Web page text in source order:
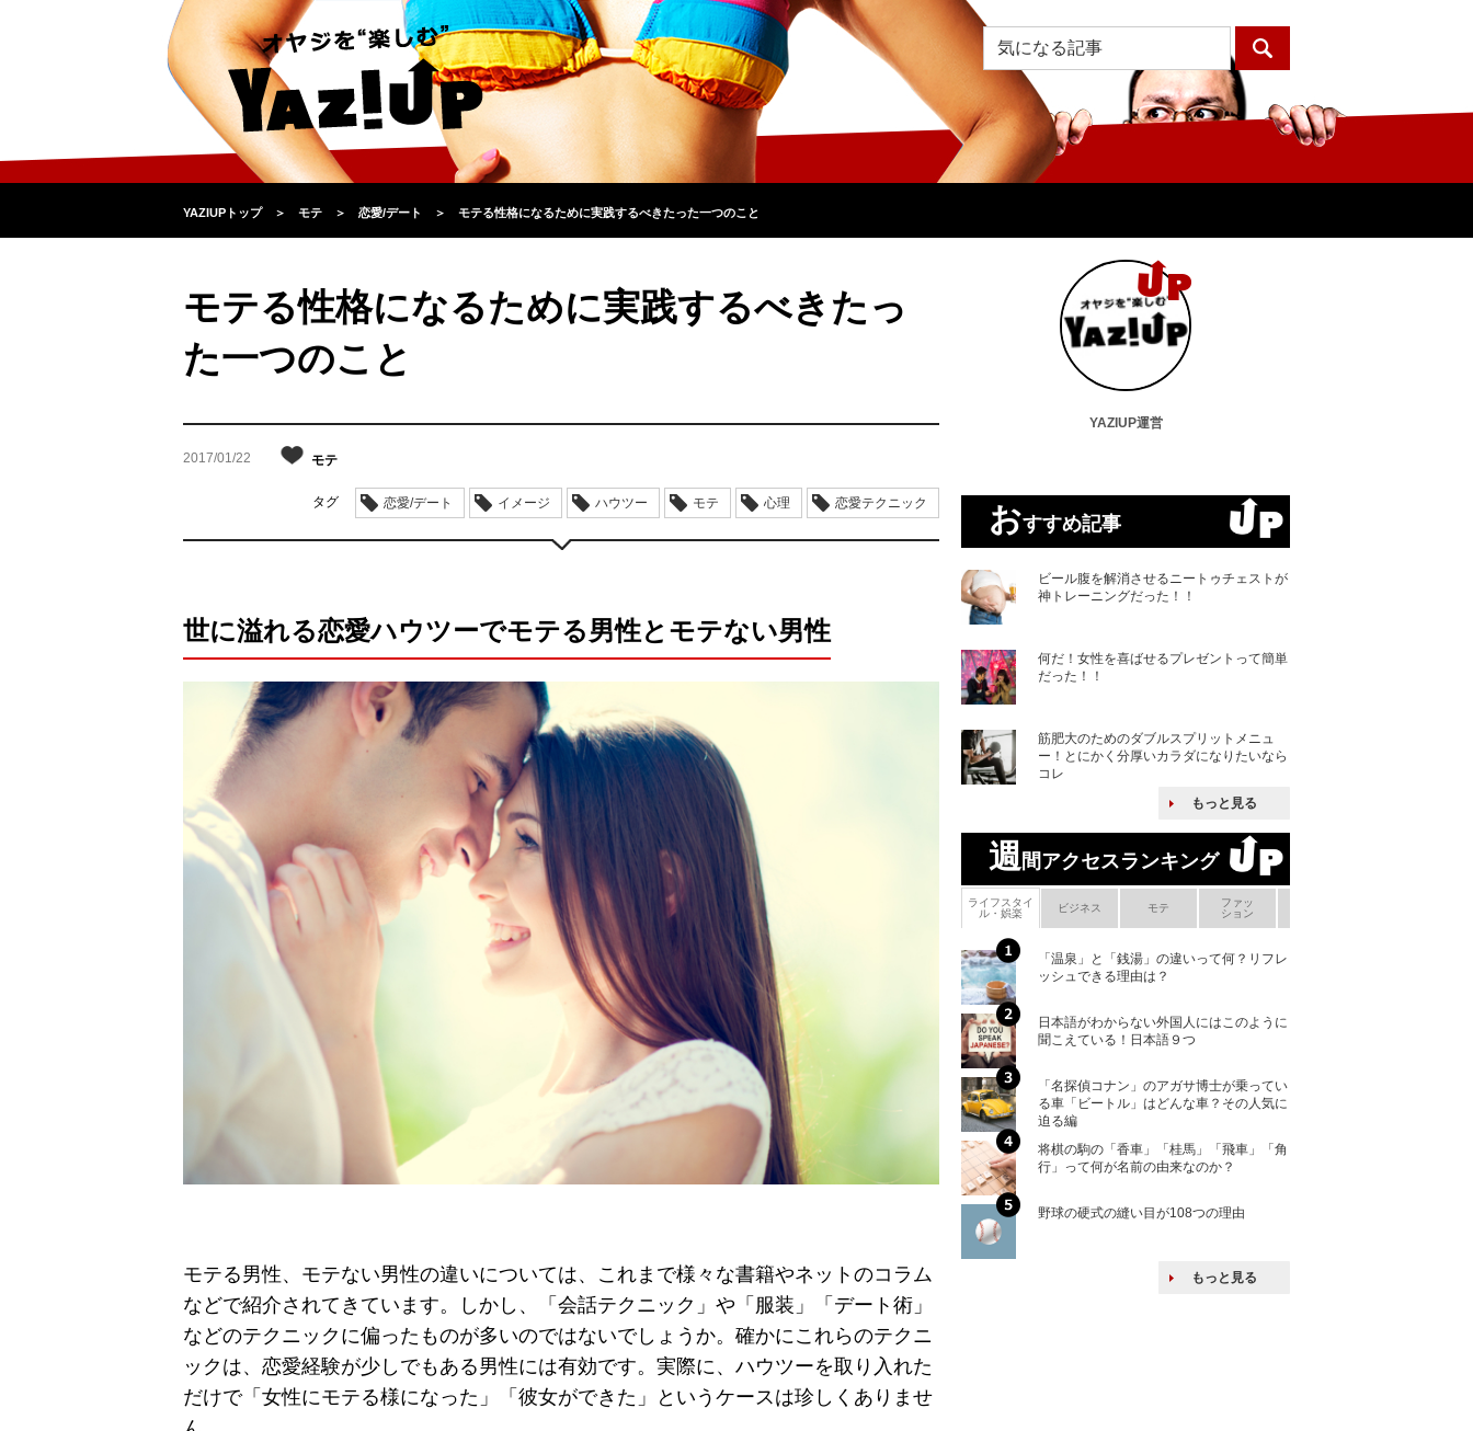
YAZIUPトップ ＞ モテ ＞ 恋愛/デート ＞ モテる性格になるために実践するべきたった一つのこと
モテる性格になるために実践するべきたっ
た一つのこと
2017/01/22 モテ
タグ 恋愛/デート イメージ ハウツー モテ 心理 恋愛テクニック
世に溢れる恋愛ハウツーでモテる男性とモテない男性
モテる男性、モテない男性の違いについては、これまで様々な書籍やネットのコラム
などで紹介されてきています。しかし、「会話テクニック」や「服装」「デート術」
などのテクニックに偏ったものが多いのではないでしょうか。確かにこれらのテクニ
ックは、恋愛経験が少しでもある男性には有効です。実際に、ハウツーを取り入れた
だけで「女性にモテる様になった」「彼女ができた」というケースは珍しくありませ
YAZIUP運営
おすすめ記事
ビール腹を解消させるニートゥチェストが
神トレーニングだった！！
何だ！女性を喜ばせるプレゼントって簡単
だった！！
筋肥大のためのダブルスプリットメニュ
ー！とにかく分厚いカラダになりたいなら
コレ
もっと見る
週間アクセスランキング
ライフスタイ
ル・娯楽
ビジネス モテ
ファッ
ション
「温泉」と「銭湯」の違いって何？リフレ
ッシュできる理由は？
日本語がわからない外国人にはこのように
聞こえている！日本語９つ
「名探偵コナン」のアガサ博士が乗ってい
る車「ビートル」はどんな車？その人気に
迫る編
将棋の駒の「香車」「桂馬」「飛車」「角
行」って何が名前の由来なのか？
野球の硬式の縫い目が108つの理由
もっと見る